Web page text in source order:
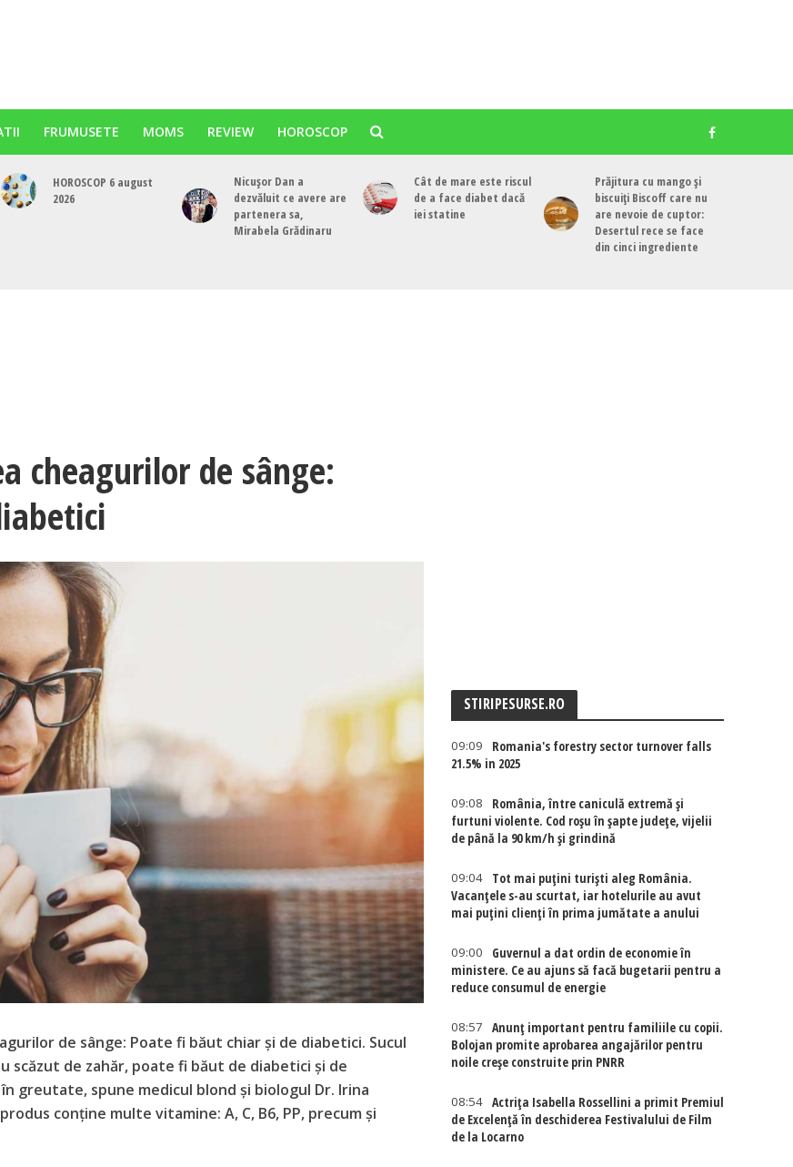
FRUMUSETE MOMS REVIEW HOROSCOP
HOROSCOP 6 august
2026
Nicușor Dan a
dezvăluit ce avere are
partenera sa,
Mirabela Grădinaru
Cât de mare este riscul
de a face diabet dacă
iei statine
Prăjitura cu mango și
biscuiți Biscoff care nu
are nevoie de cuptor:
Desertul rece se face
din cinci ingrediente
cheagurilor de sânge:
de sânge: Poate fi băut chiar și de diabetici. Sucul
scăzut de zahăr, poate fi băut de diabetici și de
greutate, spune medicul blond și biologul Dr. Irina
conține multe vitamine: A, C, B6, PP, precum și
STIRIPESURSE.RO
09:09
Romania's forestry sector turnover falls
21.5% in 2025
09:08
România, între caniculă extremă și
furtuni violente. Cod roșu în șapte județe, vijelii
de până la 90 km/h și grindină
09:04
Tot mai puțini turiști aleg România.
Vacanțele s-au scurtat, iar hotelurile au avut
mai puțini clienți în prima jumătate a anului
09:00
Guvernul a dat ordin de economie în
ministere. Ce au ajuns să facă bugetarii pentru a
reduce consumul de energie
08:57
Anunț important pentru familiile cu copii.
Bolojan promite aprobarea angajărilor pentru
noile creșe construite prin PNRR
08:54 Actriţa Isabella Rossellini a primit Premiul
de Excelenţă în deschiderea Festivalului de Film
de la Locarno